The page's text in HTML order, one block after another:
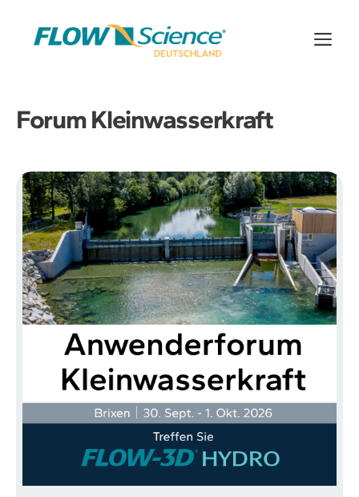
springen
Forum Kleinwasserkraft